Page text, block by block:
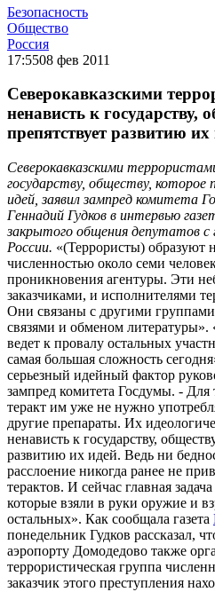
Безопасность
Общество
Россия
17:5508 фев 2011
Северокавказскими
ненависть к государству,
препятствует развитию
Северокавказскими
государству, обществу,
идей, заявил зампред комитета
Геннадий Гудков в интервью
закрытого общения депутатов с
России. «(Террористы) образуют
численностью около семи
проникновения агентуры. Эти
заказчиками, и исполнителями
Они связаны с другими
связями и обменом
ведет к провалу остальных
самая большая сложность
серьезный идейный фактор
зампред комитета Госдумы. - Для
теракт им уже не нужно
другие препараты. Их
ненависть к государству,
развитию их идей. Ведь ни
расслоение никогда ранее не
терактов. И сейчас главная
которые взяли в руки оружие и
остальных». Как сообщала газета
понедельник Гудков рассказал,
аэропорту Домодедово также
террористическая группа
заказчик этого преступления